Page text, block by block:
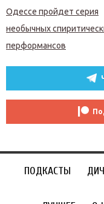
Одессе пройдет серия
необычных
перформансов
ПОДКАСТЫ